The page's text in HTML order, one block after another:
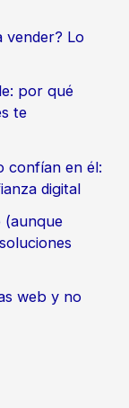
vender? Lo
por qué
te
confían en él:
digital
(aunque
web y no